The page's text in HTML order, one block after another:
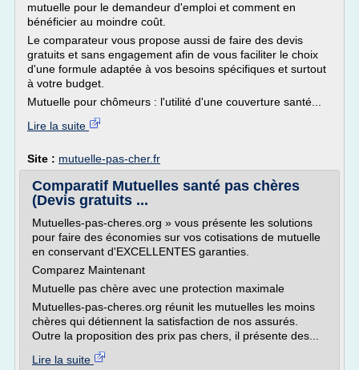
mutuelle pour le demandeur d'emploi et comment en
bénéficier au moindre coût.
Le comparateur vous propose aussi de faire des devis
gratuits et sans engagement afin de vous faciliter le choix
d'une formule adaptée à vos besoins spécifiques et surtout
à votre budget.
Mutuelle pour chômeurs : l'utilité d'une couverture santé...
Lire la suite
Site : mutuelle-pas-cher.fr
Comparatif Mutuelles santé pas chères
(Devis gratuits ...
Mutuelles-pas-cheres.org » vous présente les solutions
pour faire des économies sur vos cotisations de mutuelle
en conservant d'EXCELLENTES garanties.
Comparez Maintenant
Mutuelle pas chère avec une protection maximale
Mutuelles-pas-cheres.org réunit les mutuelles les moins
chères qui détiennent la satisfaction de nos assurés.
Outre la proposition des prix pas chers, il présente des...
Lire la suite